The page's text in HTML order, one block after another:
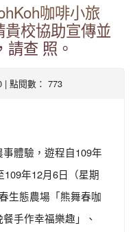
咖啡小旅
校協助宣傳並
查 照。
| 點閱數： 773
體驗，遊程自109年
年12月6日（星期
生態農場「熊舞春咖
手作幸福樂趣」、